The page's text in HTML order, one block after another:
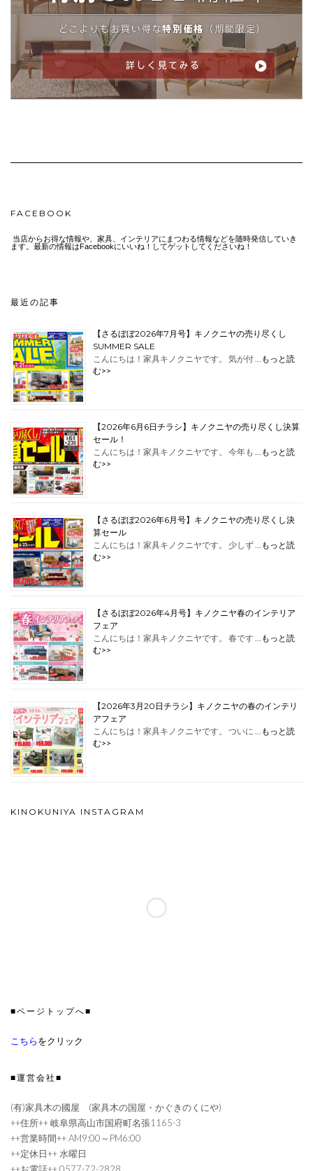
FACEBOOK
当店からお得な情報や、家具、インテリアにまつわる情報などを随時発信していき
ます。最新の情報はFacebookにいいね！してゲットしてくださいね！
最近の記事
【さるぼぼ2026年7月号】キノクニヤの売り尽くし
SUMMER SALE
こんにちは！家具キノクニヤです。 気が付 … もっと読
む>>
【2026年6月6日チラシ】キノクニヤの売り尽くし決算
セール！
こんにちは！家具キノクニヤです。 今年も … もっと読
む>>
【さるぼぼ2026年6月号】キノクニヤの売り尽くし決
算セール
こんにちは！家具キノクニヤです。 少しず … もっと読
む>>
【さるぼぼ2026年4月号】キノクニヤ春のインテリア
フェア
こんにちは！家具キノクニヤです。 春です … もっと読
む>>
【2026年3月20日チラシ】キノクニヤの春のインテリ
アフェア
こんにちは！家具キノクニヤです。 ついに … もっと読
む>>
KINOKUNIYA INSTAGRAM
■ページトップへ■
こちらをクリック
■運営会社■
(有)家具木の國屋 (家具木の国屋・かぐきのくにや)
++住所++ 岐阜県高山市国府町名張1165-3
++営業時間++ AM9:00～PM6:00
++定休日++ 水曜日
++お電話++ 0577-72-2828